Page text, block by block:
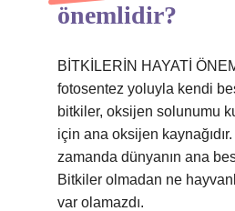
önemlidir?
BİTKİLERİN HAYATİ
fotosentez yoluyla kendi
bitkiler, oksijen solunumu
için ana oksijen
zamanda dünyanın ana
Bitkiler olmadan ne
var olamazdı.